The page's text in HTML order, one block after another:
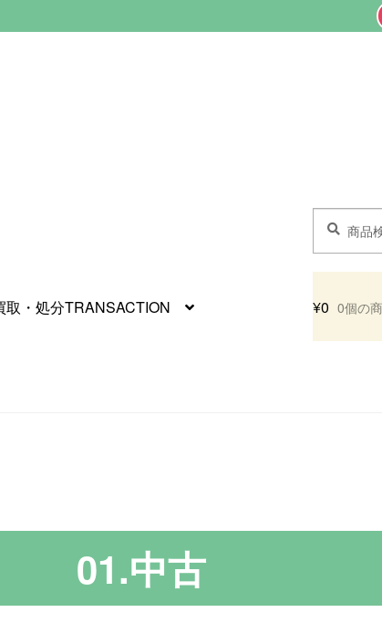
対
象:
・処分TRANSACTION ¥0 0個の
01.中古